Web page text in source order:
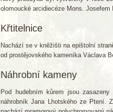
olomoucké arcidiecéze Mons. Josefem
Křtitelnice
Nachází se v kněžišti na epištolní
od prostějovského kameníka Václava
Náhrobní kameny
Pod hudebním kůrem jsou
náhrobník Jana Lhotského ze